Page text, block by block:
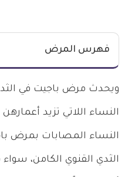
فهرس المرض
ويحدث مرض باجيت في
النساء المصابات بمرض
الثدي القنوي الكامن،